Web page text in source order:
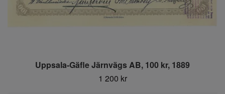
Uppsala-Gäfle Järnvägs AB, 100 kr, 1889
1 200 kr